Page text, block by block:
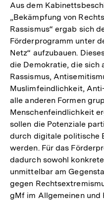
Aus dem
„Bekämpfung von
Rassismus“ ergab sich
Förderprogramm unter
Netz“ aufzubauen.
die Demokratie, die sich
Rassismus,
Muslimfeindlichkeit,
alle anderen Formen
Menschenfeindlichkeit
sollen die Potenziale
durch digitale politische
werden. Für das
dadurch sowohl
unmittelbar am
gegen
gMf im Allgemeinen und